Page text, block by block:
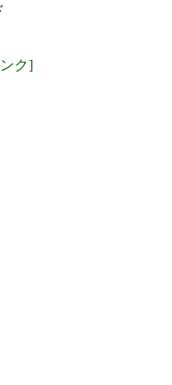
ク]